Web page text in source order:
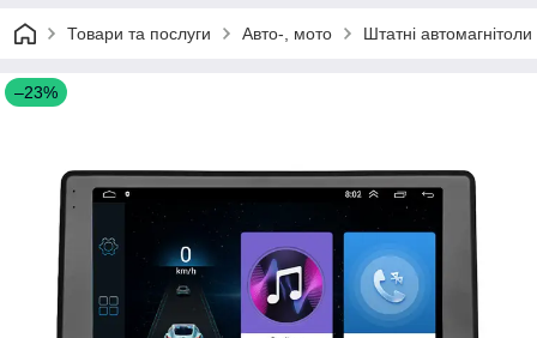
Товари та послуги Авто-, мото Штатні автомагнітоли
–23%